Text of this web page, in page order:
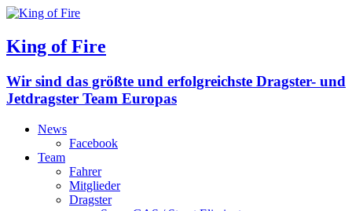
King of Fire
Wir sind das größte und erfolgreichste Dragster- und
Jetdragster Team Europas
News
Facebook
Team
Fahrer
Mitglieder
Dragster